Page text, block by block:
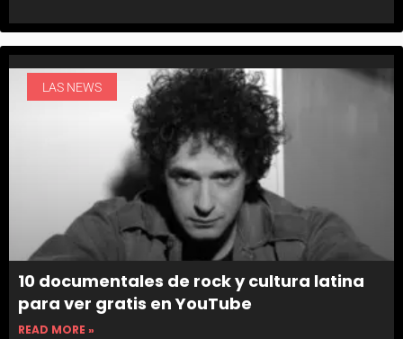
LAS NEWS
10 documentales de rock y cultura latina
para ver gratis en YouTube
READ MORE »